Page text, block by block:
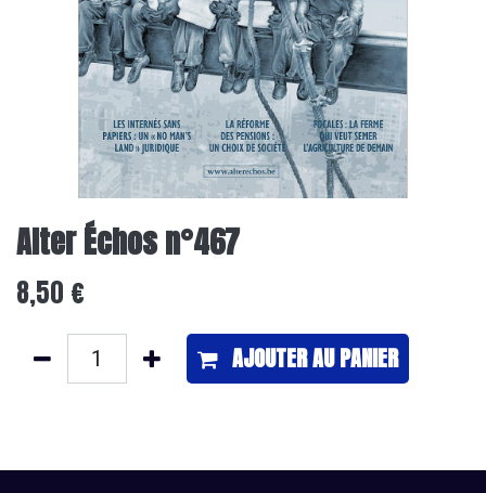
Alter Échos n°467
8,50 €
AJOUTER ​AU PANIER